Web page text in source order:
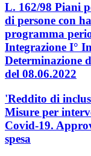
L. 162/98 Piani
di persone con
programma
Integrazione I°
Determinazione
del 08.06.2022
'Reddito di
Misure per
Covid-19.
spesa